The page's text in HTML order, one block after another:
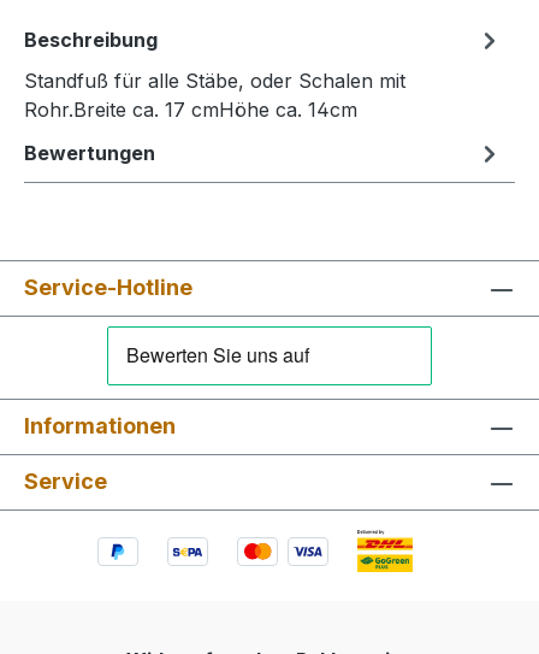
Beschreibung
Standfuß für alle Stäbe, oder Schalen mit
Rohr.Breite ca. 17 cmHöhe ca. 14cm
Bewertungen
Service-Hotline
Informationen
Service